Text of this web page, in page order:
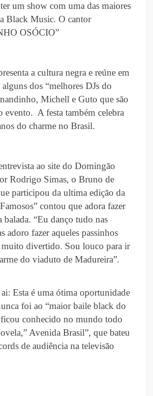
um show com uma das maiores
Black Music. O cantor
OSÓCIO”
a cultura negra e reúne em
alguns dos “melhores DJs do
Michell e Guto que são
evento. A festa também celebra
do charme no Brasil.
ao site do Domingão
Rodrigo Simas, o Bruno de
participou da ultima edição da
contou que adora fazer
balada. “Eu danço tudo nas
adoro fazer aqueles passinhos
muito divertido. Sou louco para ir
do viaduto de Madureira”.
Esta é uma ótima oportunidade
foi ao “maior baile black do
ficou conhecido no mundo todo
Avenida Brasil”, que bateu
de audiência na televisão